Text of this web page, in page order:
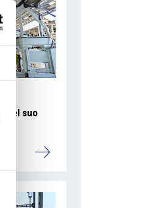
del suo